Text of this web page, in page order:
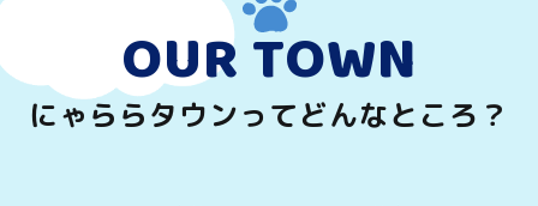
OUR TOWN
にゃららタウンってどんなところ？